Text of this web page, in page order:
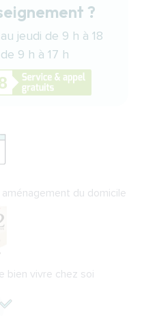
?
jeudi de 9 h à 18
9 h à 17 h
du domicile
bien vivre chez soi